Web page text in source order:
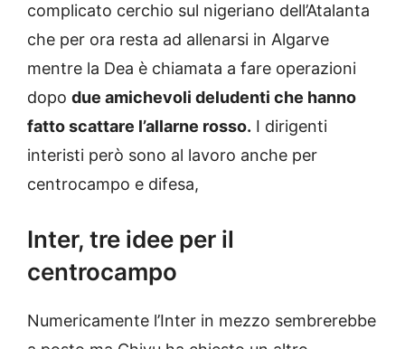
complicato cerchio sul nigeriano dell’Atalanta
che per ora resta ad allenarsi in Algarve
mentre la Dea è chiamata a fare operazioni
dopo due amichevoli deludenti che hanno
fatto scattare l’allarne rosso. I dirigenti
interisti però sono al lavoro anche per
centrocampo e difesa,
Inter, tre idee per il
centrocampo
Numericamente l’Inter in mezzo sembrerebbe